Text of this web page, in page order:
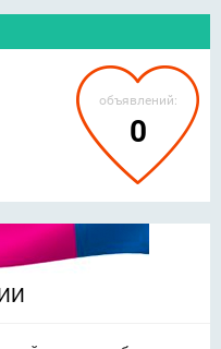
объявлений:
0